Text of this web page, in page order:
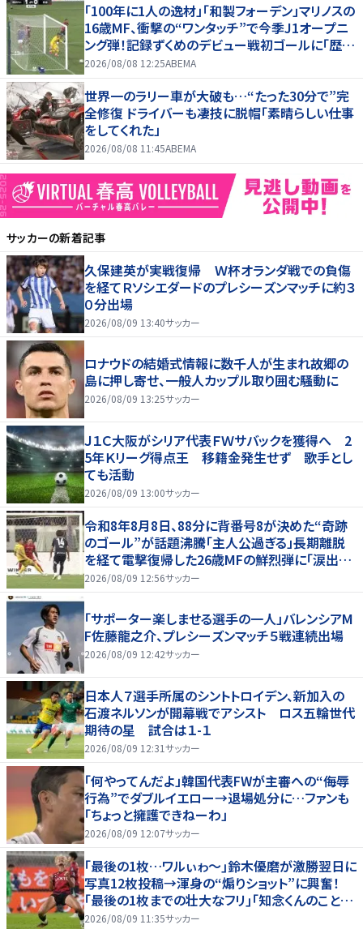
「100年に1人の逸材」「和製フォーデン」マリノスの
16歳MF、衝撃の“ワンタッチ”で今季J1オープニ
ング弾！記録ずくめのデビュー戦初ゴールに「歴史
を作りよった」
2026/08/08 12:25ABEMA
世界一のラリー車が大破も…“たった30分で”完
全修復 ドライバーも凄技に脱帽「素晴らしい仕事
をしてくれた」
2026/08/08 11:45ABEMA
サッカーの新着記事
久保建英が実戦復帰 Ｗ杯オランダ戦での負傷
を経てＲソシエダードのプレシーズンマッチに約３
０分出場
2026/08/09 13:40サッカー
ロナウドの結婚式情報に数千人が生まれ故郷の
島に押し寄せ、一般人カップル取り囲む騒動に
2026/08/09 13:25サッカー
Ｊ１Ｃ大阪がシリア代表ＦＷサバックを獲得へ 2
5年Ｋリーグ得点王 移籍金発生せず 歌手とし
ても活動
2026/08/09 13:00サッカー
令和8年8月8日、88分に背番号8が決めた“奇跡
のゴール”が話題沸騰「主人公過ぎる」長期離脱
を経て電撃復帰した26歳MFの鮮烈弾に「涙出て
きた」
2026/08/09 12:56サッカー
「サポーター楽しませる選手の一人」バレンシアM
F佐藤龍之介、プレシーズンマッチ５戦連続出場
2026/08/09 12:42サッカー
日本人７選手所属のシントトロイデン、新加入の
石渡ネルソンが開幕戦でアシスト ロス五輪世代
期待の星 試合は１-１
2026/08/09 12:31サッカー
「何やってんだよ」韓国代表FWが主審への“侮辱
行為”でダブルイエロー→退場処分に…ファンも
「ちょっと擁護できねーわ」
2026/08/09 12:07サッカー
｢最後の1枚…ワルぃゎ〜｣鈴木優磨が激勝翌日に
写真12枚投稿→渾身の“煽りショット”に興奮！
｢最後の1枚までの壮大なフリ｣｢知念くんのことど
んだけ好きなんよｗ｣
2026/08/09 11:35サッカー